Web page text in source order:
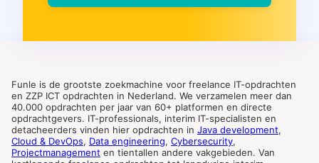
Funle is de grootste zoekmachine voor freelance IT-opdrachten
en ZZP ICT opdrachten in Nederland. We verzamelen meer dan
40.000 opdrachten per jaar van 60+ platformen en directe
opdrachtgevers. IT-professionals, interim IT-specialisten en
detacheerders vinden hier opdrachten in Java development,
Cloud & DevOps, Data engineering, Cybersecurity,
Projectmanagement en tientallen andere vakgebieden. Van